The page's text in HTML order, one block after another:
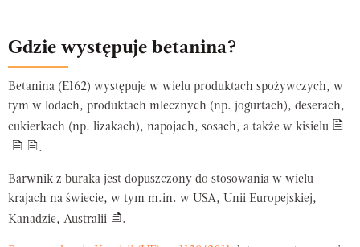
Gdzie występuje betanina?
Betanina (E162) występuje w wielu produktach spożywczych, w
tym w lodach, produktach mlecznych (np. jogurtach), deserach,
cukierkach (np. lizakach), napojach, sosach, a także w kisielu
.
Barwnik z buraka jest dopuszczony do stosowania w wielu
krajach na świecie, w tym m.in. w USA, Unii Europejskiej,
Kanadzie, Australii
.